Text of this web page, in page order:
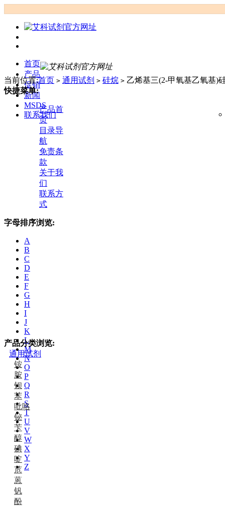
首页
产品
促销
新闻
MSDS
联系我们
当前位置:首页 > 通用试剂 > 硅烷 > 乙烯基三(2-甲氧基乙氧基)
快捷菜单:
产品首
页
目录导
航
免责条
款
关于我
们
联系方
式
字母排序浏览:
A
B
C
D
E
F
G
H
I
J
K
L
M
N
O
P
Q
R
S
T
U
V
W
X
Y
Z
产品分类浏览:
通用试剂
铵
胺
钡
苯
吡咯
铋
苄
醇
碘
啶
苊
蒽
钒
酚